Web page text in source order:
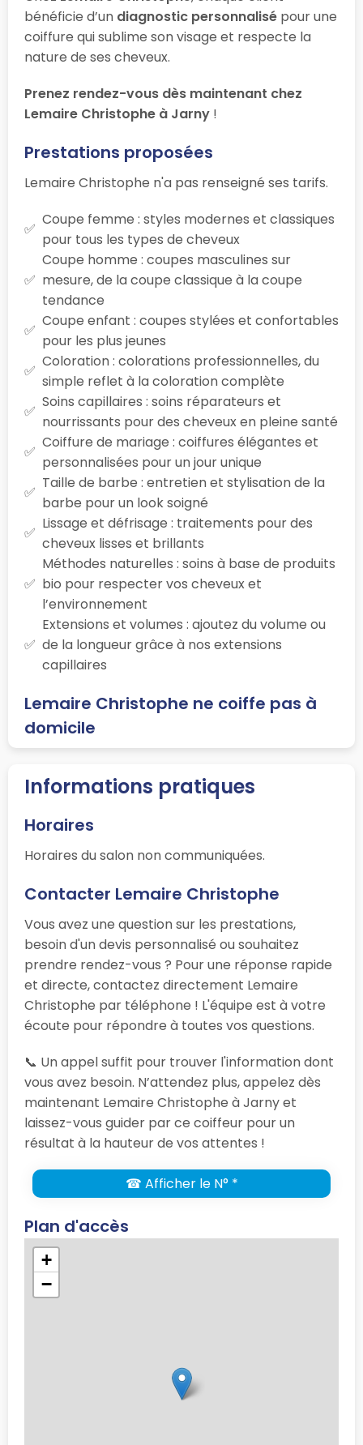
bénéficie d’un diagnostic personnalisé pour une
coiffure qui sublime son visage et respecte la
nature de ses cheveux.
Prenez rendez-vous dès maintenant chez
Lemaire Christophe à Jarny !
Prestations proposées
Lemaire Christophe n'a pas renseigné ses tarifs.
Coupe femme : styles modernes et classiques
pour tous les types de cheveux
Coupe homme : coupes masculines sur
mesure, de la coupe classique à la coupe
tendance
Coupe enfant : coupes stylées et confortables
pour les plus jeunes
Coloration : colorations professionnelles, du
simple reflet à la coloration complète
Soins capillaires : soins réparateurs et
nourrissants pour des cheveux en pleine santé
Coiffure de mariage : coiffures élégantes et
personnalisées pour un jour unique
Taille de barbe : entretien et stylisation de la
barbe pour un look soigné
Lissage et défrisage : traitements pour des
cheveux lisses et brillants
Méthodes naturelles : soins à base de produits
bio pour respecter vos cheveux et
l’environnement
Extensions et volumes : ajoutez du volume ou
de la longueur grâce à nos extensions
capillaires
Lemaire Christophe ne coiffe pas à
domicile
Informations pratiques
Horaires
Horaires du salon non communiquées.
Contacter Lemaire Christophe
Vous avez une question sur les prestations,
besoin d'un devis personnalisé ou souhaitez
prendre rendez-vous ? Pour une réponse rapide
et directe, contactez directement Lemaire
Christophe par téléphone ! L'équipe est à votre
écoute pour répondre à toutes vos questions.
📞 Un appel suffit pour trouver l'information dont
vous avez besoin. N’attendez plus, appelez dès
maintenant Lemaire Christophe à Jarny et
laissez-vous guider par ce coiffeur pour un
résultat à la hauteur de vos attentes !
☎ Afficher le N° *
Plan d'accès
+
−